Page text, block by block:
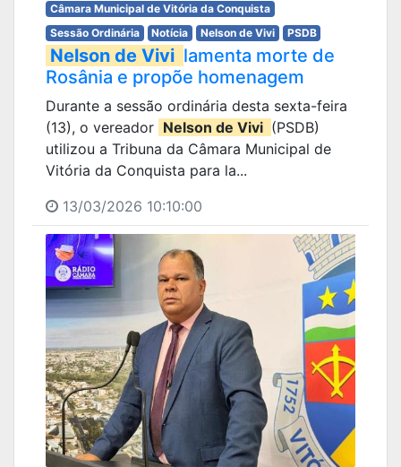
Câmara Municipal de Vitória da Conquista
Sessão Ordinária
Notícia Nelson de Vivi PSDB
Nelson de Vivi lamenta morte de
Rosânia e propõe homenagem
Durante a sessão ordinária desta sexta-feira
(13), o vereador Nelson de Vivi (PSDB)
utilizou a Tribuna da Câmara Municipal de
Vitória da Conquista para la...
13/03/2026 10:10:00